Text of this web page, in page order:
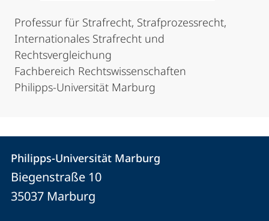
Professur für Strafrecht, Strafprozessrecht,
Internationales Strafrecht und
Rechtsvergleichung
Fachbereich Rechtswissenschaften
Philipps-Universität Marburg
Kontakt
und
Informationen
Kontaktinformationen
Philipps-
Universität
Philipps-Universität Marburg
Biegenstraße 10
35037 Marburg